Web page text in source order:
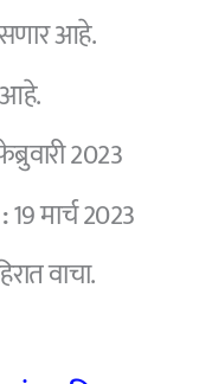
आहे.
2023
19 मार्च 2023
वाचा.